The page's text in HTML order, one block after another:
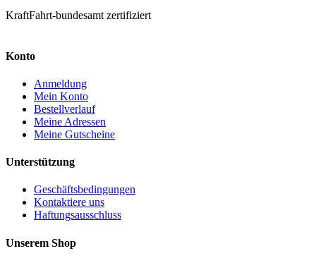
KraftFahrt-bundesamt zertifiziert
Konto
Anmeldung
Mein Konto
Bestellverlauf
Meine Adressen
Meine Gutscheine
Unterstützung
Geschäftsbedingungen
Kontaktiere uns
Haftungsausschluss
Unserem Shop